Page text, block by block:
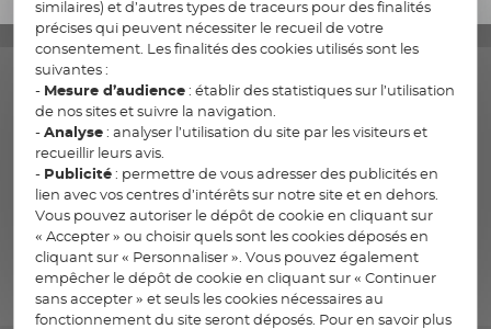
Nos valeurs
Nos cinq valeurs sont le socle fondateur de notre
identité et de nos engagements
Découvrez nos valeurs
similaires) et d’autres types de traceurs pour des finalités
précises qui peuvent nécessiter le recueil de votre
consentement. Les finalités des cookies utilisés sont les
suivantes :
- Mesure d’audience: établir des statistiques sur l’utilisation
de nos sites et suivre la navigation.
- Analyse: analyser l’utilisation du site par les visiteurs et
recueillir leurs avis.
- Publicité: permettre de vous adresser des publicités en
lien avec vos centres d’intérêts sur notre site et en dehors.
Vous pouvez autoriser le dépôt de cookie en cliquant sur
« Accepter » ou choisir quels sont les cookies déposés en
cliquant sur « Personnaliser ». Vous pouvez également
empêcher le dépôt de cookie en cliquant sur « Continuer
sans accepter » et seuls les cookies nécessaires au
fonctionnement du site seront déposés. Pour en savoir plus